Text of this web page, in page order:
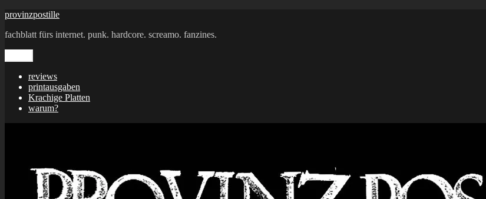
Zum
springen
provinzpostille
fachblatt fürs internet. punk. hardcore. screamo. fanzines.
reviews
printausgaben
Krachige Platten
warum?